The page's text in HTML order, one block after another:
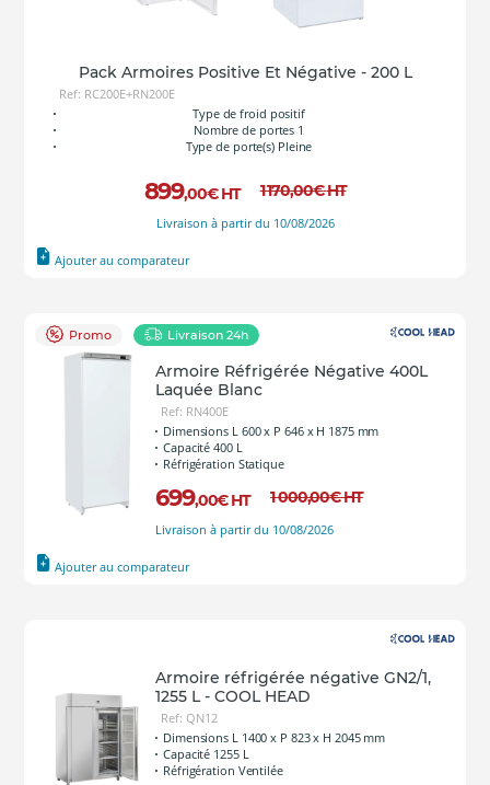
Pack Armoires Positive Et Négative - 200 L
Ref: RC200E+RN200E
Type de froid positif
Nombre de portes 1
Type de porte(s) Pleine
899,00€ HT 1 170,00€HT
Livraison à partir du 10/08/2026
Ajouter au comparateur
Promo Livraison 24h
Armoire Réfrigérée Négative 400L
Laquée Blanc
Ref: RN400E
Dimensions L 600 x P 646 x H 1875 mm
Capacité 400 L
Réfrigération Statique
699,00€ HT 1 000,00€HT
Livraison à partir du 10/08/2026
Ajouter au comparateur
Armoire réfrigérée négative GN2/1,
1255 L - COOL HEAD
Ref: QN12
Dimensions L 1400 x P 823 x H 2045 mm
Capacité 1255 L
Réfrigération Ventilée